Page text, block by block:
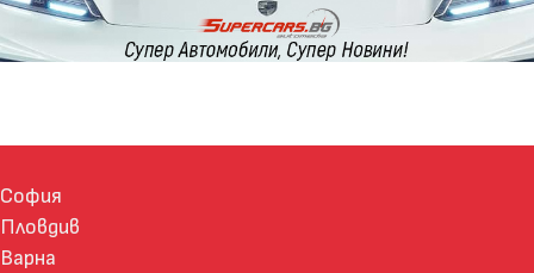
София
Пловдив
Варна